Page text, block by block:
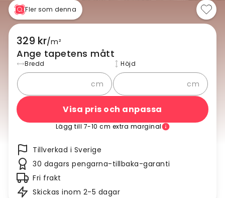
Fler som denna
329 kr/m²
Ange tapetens mått
Bredd
cm
Höjd
cm
Visa pris och anpassa
Lägg till 7-10 cm extra marginal
Tillverkad i Sverige
30 dagars pengarna-tillbaka-garanti
Fri frakt
Skickas inom 2-5 dagar